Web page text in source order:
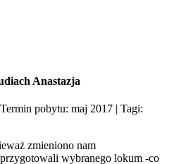
Anastazja
pobytu: maj 2017 | Tagi:
zmieniono nam
wybranego lokum -co